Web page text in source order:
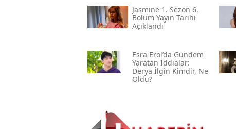
Jasmine 1. Sezon 6.
Bölüm Yayın Tarihi
Açıklandı
Esra Erol’da Gündem
Yaratan İddialar:
Derya İlgin Kimdir, Ne
Oldu?